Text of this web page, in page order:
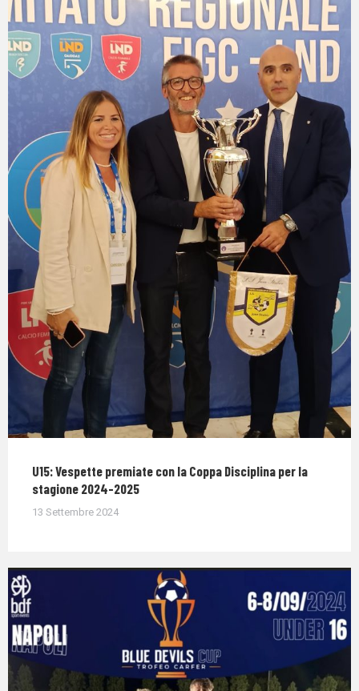
U15: Vespette premiate con la Coppa Disciplina per la
stagione 2024-2025
13 Settembre 2024